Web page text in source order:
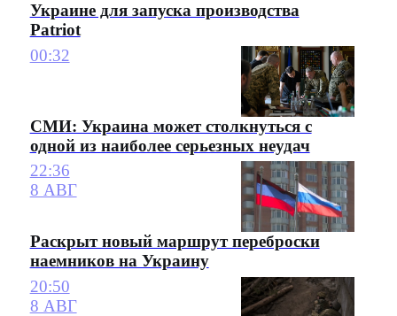
Украине для запуска производства
Patriot
00:32
СМИ: Украина может столкнуться с
одной из наиболее серьезных неудач
22:36
8 АВГ
Раскрыт новый маршрут переброски
наемников на Украину
20:50
8 АВГ